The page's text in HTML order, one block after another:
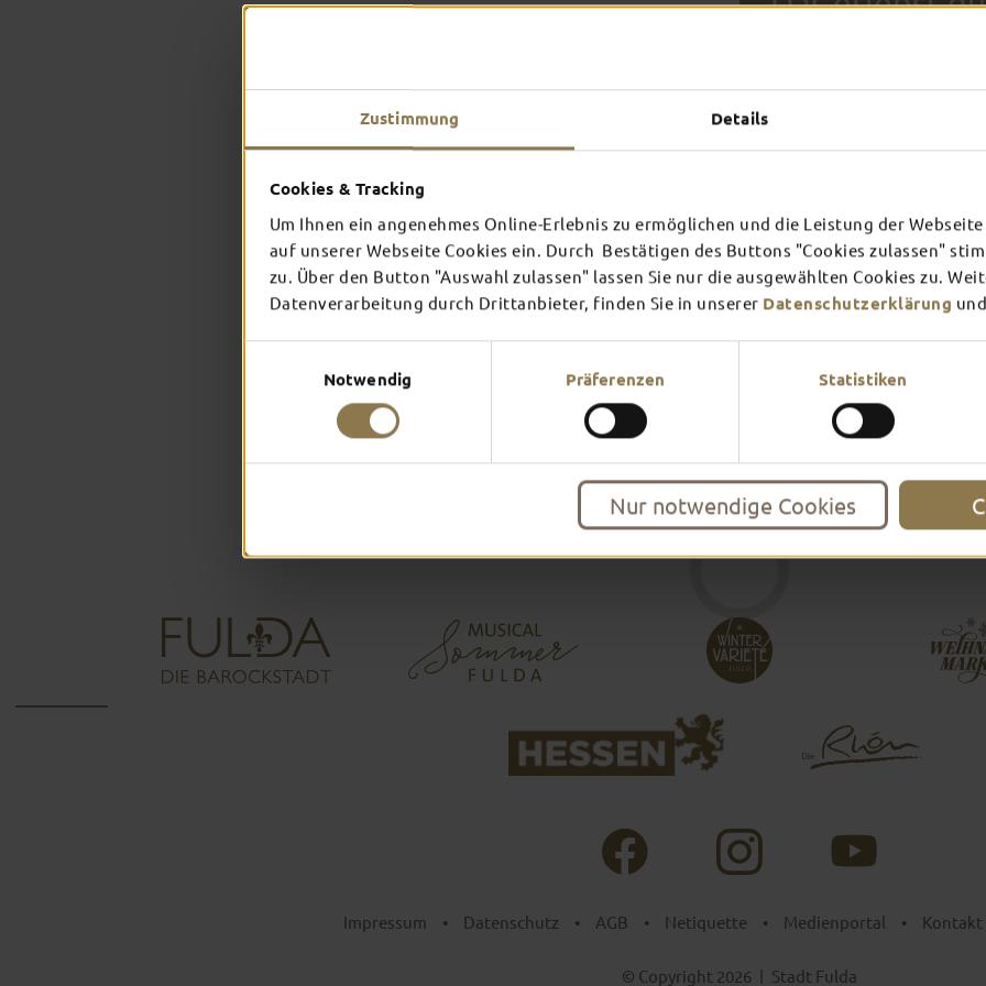
Zustimmung Details
Cookies & Tracking
Um Ihnen ein angenehmes Online-Erlebnis zu ermöglichen und die Leistung der
auf unserer Webseite Cookies ein. Durch Bestätigen des Buttons "Cookies zulassen"
zu. Über den Button "Auswahl zulassen" lassen Sie nur die ausgewählten Cookies zu.
Datenverarbeitung durch Drittanbieter, finden Sie in unserer Datenschutzerklärung
Notwendig Präferenzen Statistiken
Nur notwendige Cookies
SCHLOSS­
THEATER
Mehr erfahren
RHÖN
Mehr
Inspiration ansehen
TOP-
In Fulda ist irgendwo immer
Theater – entdecke hier
Impressum • Datenschutz • AGB • Netiquette • Medienportal • Kontakt
© Copyright 2026 | Stadt Fulda